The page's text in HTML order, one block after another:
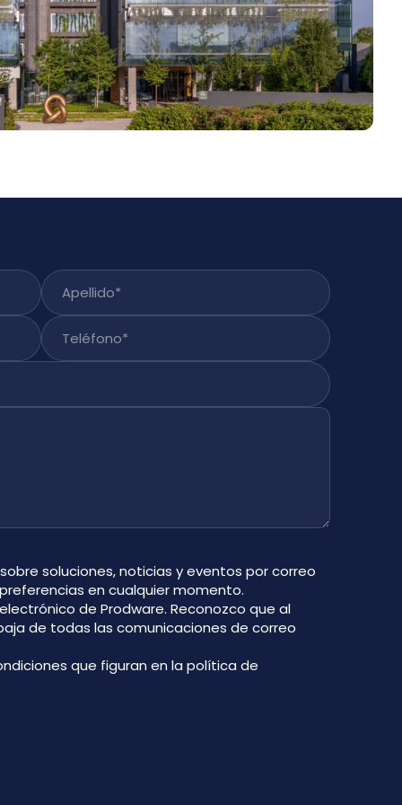
Apellido
Teléfono
soluciones, noticias y eventos por correo
en cualquier momento.
de Prodware. Reconozco que al
de todas las comunicaciones de correo
que figuran en la política de